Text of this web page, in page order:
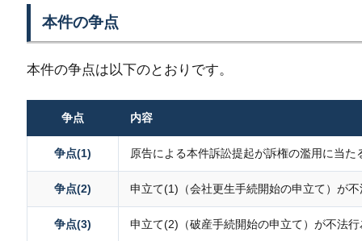
本件の争点
本件の争点は以下のとおりです。
争点 内容
争点(1) 原告による本件訴訟提起が訴権の濫用に当た
争点(2) 申立て(1)（会社更生手続開始の申立て）が
争点(3) 申立て(2)（破産手続開始の申立て）が不法